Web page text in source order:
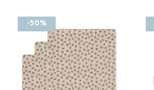
-50%